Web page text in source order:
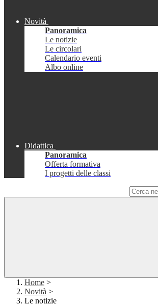
Novità
Panoramica
Le notizie
Le circolari
Calendario eventi
Albo online
Didattica
Panoramica
Offerta formativa
I progetti delle classi
Home >
Novità >
Le notizie